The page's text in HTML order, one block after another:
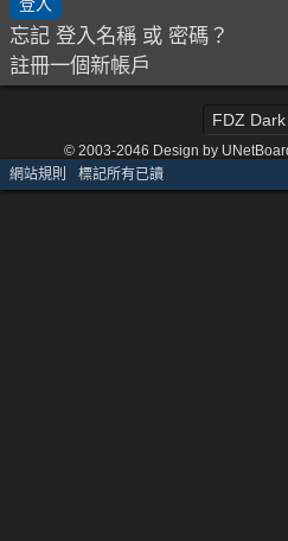
忘記 登入名稱 或 密碼？
註冊一個新帳戶
© 2003-2046 Design by
網站規則 · 標記所有已讀